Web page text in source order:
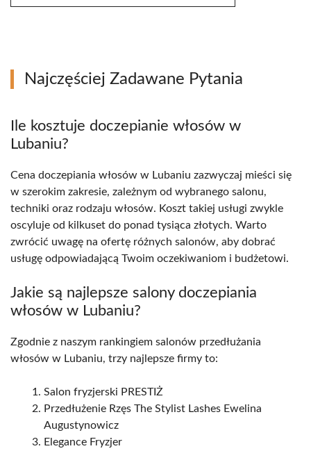
Najczęściej Zadawane Pytania
Ile kosztuje doczepianie włosów w
Lubaniu?
Cena doczepiania włosów w Lubaniu zazwyczaj mieści się
w szerokim zakresie, zależnym od wybranego salonu,
techniki oraz rodzaju włosów. Koszt takiej usługi zwykle
oscyluje od kilkuset do ponad tysiąca złotych. Warto
zwrócić uwagę na ofertę różnych salonów, aby dobrać
usługę odpowiadającą Twoim oczekiwaniom i budżetowi.
Jakie są najlepsze salony doczepiania
włosów w Lubaniu?
Zgodnie z naszym rankingiem salonów przedłużania
włosów w Lubaniu, trzy najlepsze firmy to:
Salon fryzjerski PRESTIŻ
Przedłużenie Rzęs The Stylist Lashes Ewelina
Augustynowicz
Elegance Fryzjer